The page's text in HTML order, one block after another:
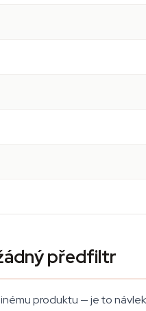
předfiltr
produktu — je to